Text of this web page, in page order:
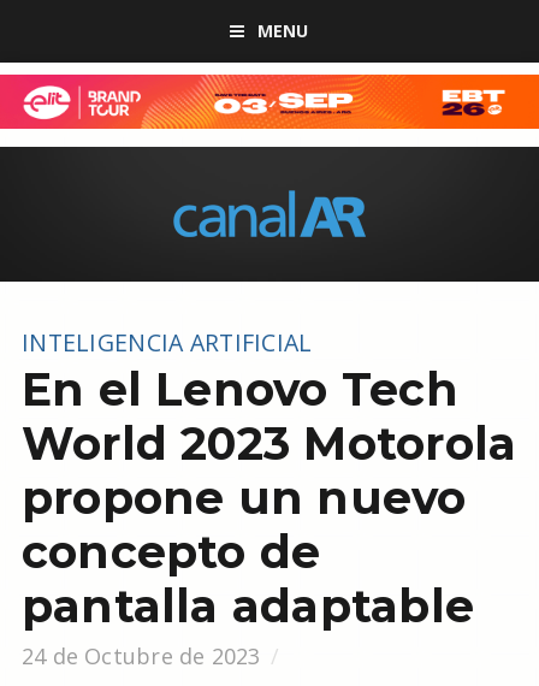
MENU
INTELIGENCIA ARTIFICIAL
En el Lenovo Tech
World 2023 Motorola
propone un nuevo
concepto de
pantalla adaptable
24 de Octubre de 2023